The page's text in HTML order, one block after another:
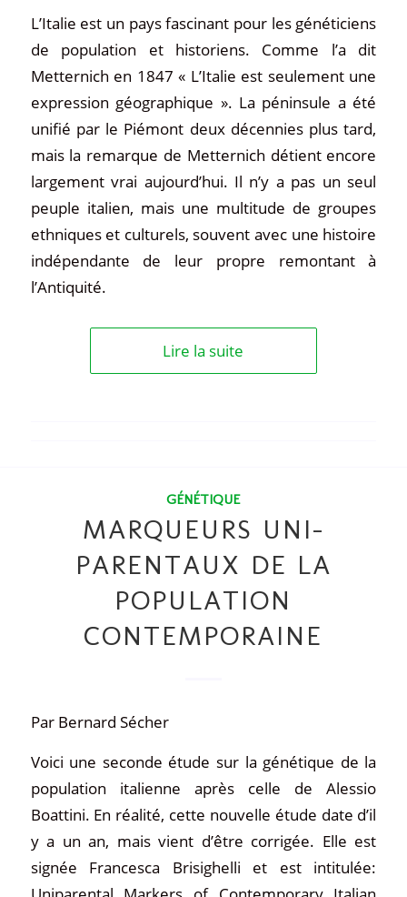
L’Italie est un pays fascinant pour les généticiens
de population et historiens. Comme l’a dit
Metternich en 1847 « L’Italie est seulement une
expression géographique ». La péninsule a été
unifié par le Piémont deux décennies plus tard,
mais la remarque de Metternich détient encore
largement vrai aujourd’hui. Il n’y a pas un seul
peuple italien, mais une multitude de groupes
ethniques et culturels, souvent avec une histoire
indépendante de leur propre remontant à
l’Antiquité.
Lire la suite
GÉNÉTIQUE
MARQUEURS UNI-
PARENTAUX DE LA
POPULATION
CONTEMPORAINE
Par Bernard Sécher
Voici une seconde étude sur la génétique de la
population italienne après celle de Alessio
Boattini. En réalité, cette nouvelle étude date d’il
y a un an, mais vient d’être corrigée. Elle est
signée Francesca Brisighelli et est intitulée: